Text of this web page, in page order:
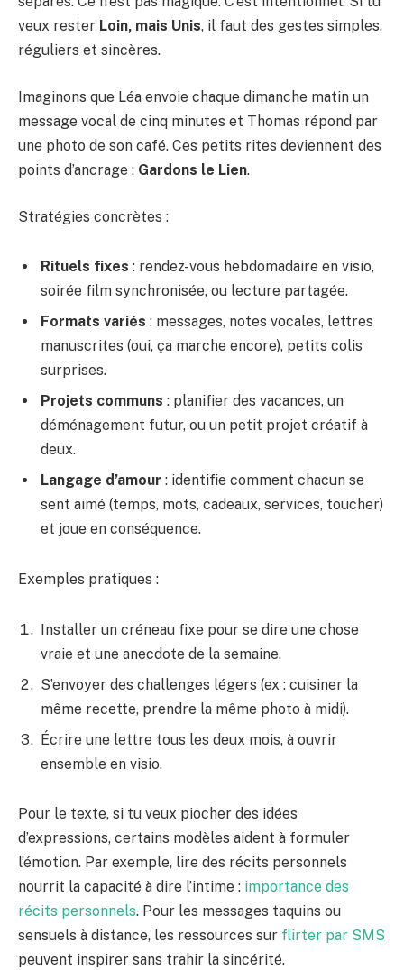
veux rester Loin, mais Unis, il faut des gestes simples,
réguliers et sincères.
Imaginons que Léa envoie chaque dimanche matin un
message vocal de cinq minutes et Thomas répond par
une photo de son café. Ces petits rites deviennent des
points d’ancrage : Gardons le Lien.
Stratégies concrètes :
Rituels fixes : rendez-vous hebdomadaire en visio,
soirée film synchronisée, ou lecture partagée.
Formats variés : messages, notes vocales, lettres
manuscrites (oui, ça marche encore), petits colis
surprises.
Projets communs : planifier des vacances, un
déménagement futur, ou un petit projet créatif à
deux.
Langage d’amour : identifie comment chacun se
sent aimé (temps, mots, cadeaux, services, toucher)
et joue en conséquence.
Exemples pratiques :
Installer un créneau fixe pour se dire une chose
vraie et une anecdote de la semaine.
S’envoyer des challenges légers (ex : cuisiner la
même recette, prendre la même photo à midi).
Écrire une lettre tous les deux mois, à ouvrir
ensemble en visio.
Pour le texte, si tu veux piocher des idées
d’expressions, certains modèles aident à formuler
l’émotion. Par exemple, lire des récits personnels
nourrit la capacité à dire l’intime : importance des
récits personnels. Pour les messages taquins ou
sensuels à distance, les ressources sur flirter par SMS
peuvent inspirer sans trahir la sincérité.